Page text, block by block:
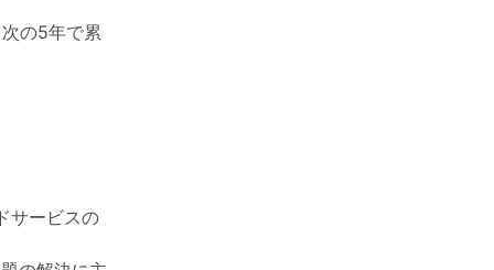
の5年で累
サービスの